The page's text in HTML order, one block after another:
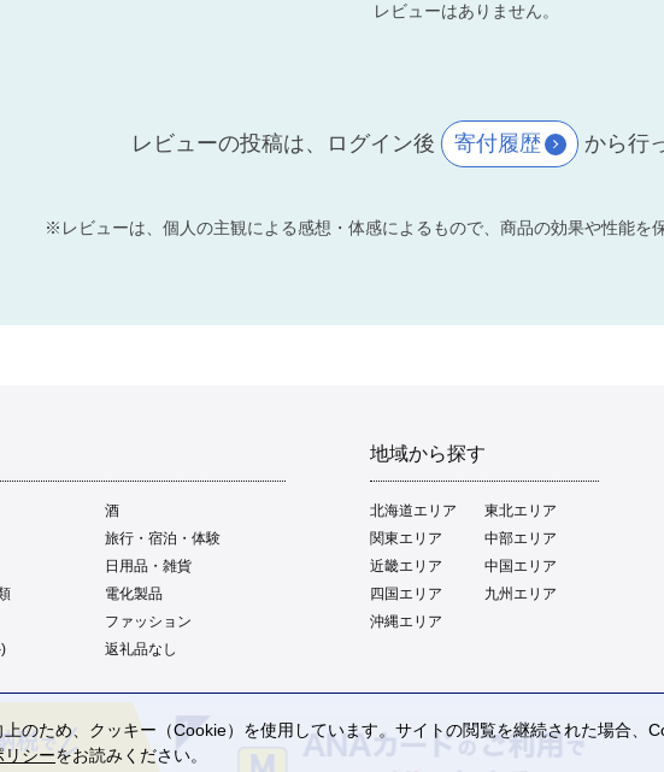
レビューはありません。
レビューの投稿は、ログイン後 寄付履歴 から行
※レビューは、個人の主観による感想・体感によるもので、商品の効果や性能を
酒
旅行・宿泊・体験
日用品・雑貨
電化製品
ファッション
返礼品なし
地域から探す
北海道エリア
東北エリア
関東エリア
中部エリア
近畿エリア
中国エリア
四国エリア
九州エリア
沖縄エリア
のため、クッキー（Cookie）を使用しています。サイトの閲覧を継続された場合、
リシーをお読みください。